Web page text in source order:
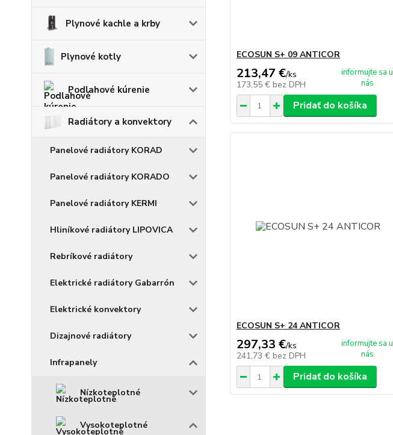
Plynové kachle a krby
Plynové kotly
Podlahové kúrenie
Radiátory a konvektory
Panelové radiátory KORAD
Panelové radiátory KORADO
Panelové radiátory KERMI
Hliníkové radiátory LIPOVICA
Rebríkové radiátory
Elektrické radiátory Gabarrón
Elektrické konvektory
Dizajnové radiátory
Infrapanely
Nízkoteplotné
Vysokoteplotné
ECOSUN S+ 09 ANTICOR
213,47 €/ks
173,55 € bez DPH
informujte sa u
nás
Pridať do košíka
ECOSUN S+ 24 ANTICOR
297,33 €/ks
241,73 € bez DPH
informujte sa u
nás
Pridať do košíka